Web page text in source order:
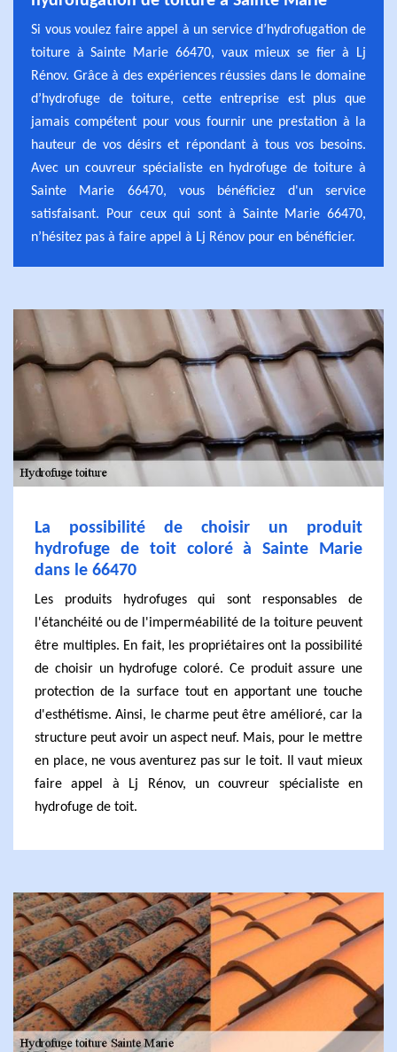
Si vous voulez faire appel à un service d’hydrofugation de
toiture à Sainte Marie 66470, vaux mieux se fier à Lj
Rénov. Grâce à des expériences réussies dans le domaine
d’hydrofuge de toiture, cette entreprise est plus que
jamais compétent pour vous fournir une prestation à la
hauteur de vos désirs et répondant à tous vos besoins.
Avec un couvreur spécialiste en hydrofuge de toiture à
Sainte Marie 66470, vous bénéficiez d'un service
satisfaisant. Pour ceux qui sont à Sainte Marie 66470,
n’hésitez pas à faire appel à Lj Rénov pour en bénéficier.
La possibilité de choisir un produit
hydrofuge de toit coloré à Sainte Marie
dans le 66470
Les produits hydrofuges qui sont responsables de
l'étanchéité ou de l'imperméabilité de la toiture peuvent
être multiples. En fait, les propriétaires ont la possibilité
de choisir un hydrofuge coloré. Ce produit assure une
protection de la surface tout en apportant une touche
d'esthétisme. Ainsi, le charme peut être amélioré, car la
structure peut avoir un aspect neuf. Mais, pour le mettre
en place, ne vous aventurez pas sur le toit. Il vaut mieux
faire appel à Lj Rénov, un couvreur spécialiste en
hydrofuge de toit.